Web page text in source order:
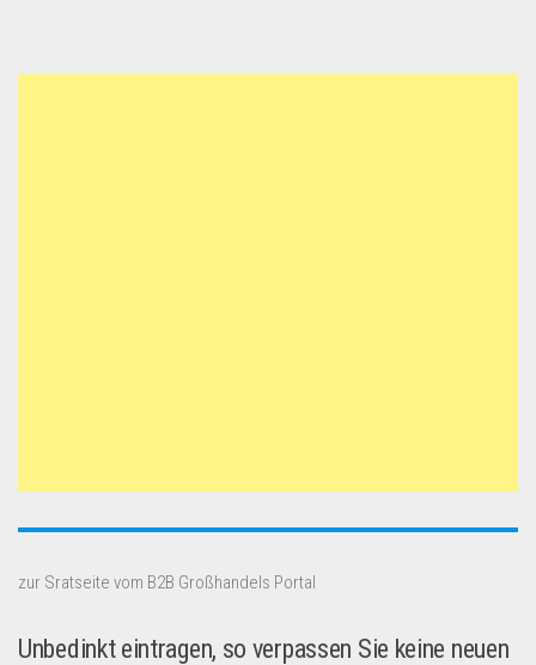
zur Sratseite vom B2B Großhandels Portal
Unbedinkt eintragen, so verpassen Sie keine neuen